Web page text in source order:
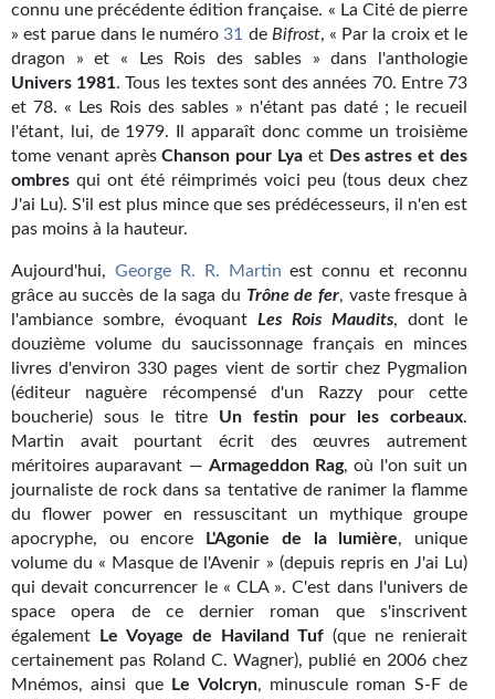
Wotan
Étoiles vives
Yellow Submarine
NUMÉRIQUE
Romans et recueils
Nouvelles
Bifrost
Livres audio
Gratuit
Sans DRM
BIFROST
Tous les numéros
En numérique
S'abonner
connu une précédente édition française. « La Cité de pierre
» est parue dans le numéro 31 de Bifrost, « Par la croix et le
dragon » et « Les Rois des sables » dans l'anthologie
Univers 1981. Tous les textes sont des années 70. Entre 73
et 78. « Les Rois des sables » n'étant pas daté ; le recueil
l'étant, lui, de 1979. Il apparaît donc comme un troisième
tome venant aprèsChanson pour Lya et Des astres et des
ombres qui ont été réimprimés voici peu (tous deux chez
J'ai Lu). S'il est plus mince que ses prédécesseurs, il n'en est
pas moins à la hauteur.
Aujourd'hui, George R. R. Martin est connu et reconnu
grâce au succès de la saga du Trône de fer, vaste fresque à
l'ambiance sombre, évoquant Les Rois Maudits, dont le
douzième volume du saucissonnage français en minces
livres d'environ 330 pages vient de sortir chez Pygmalion
(éditeur naguère récompensé d'un Razzy pour cette
boucherie) sous le titre Un festin pour les corbeaux.
Martin avait pourtant écrit des œuvres autrement
méritoires auparavant — Armageddon Rag, où l'on suit un
journaliste de rock dans sa tentative de ranimer la flamme
du flower power en ressuscitant un mythique groupe
apocryphe, ou encore
L'Agonie de la lumière, unique
volume du « Masque de l'Avenir » (depuis repris en J'ai Lu)
qui devait concurrencer le « CLA ». C'est dans l'univers de
space opera de ce dernier roman que s'inscrivent
également
Le Voyage de Haviland Tuf (que ne renierait
certainement pas Roland C. Wagner), publié en 2006 chez
Mnémos, ainsi que
Le Volcryn, minuscule roman S-F de